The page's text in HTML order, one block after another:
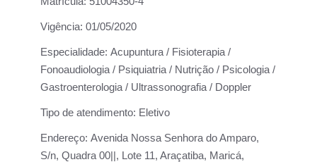
Vigência: 01/05/2020
Especialidade: Acupuntura / Fisioterapia /
Fonoaudiologia / Psiquiatria / Nutrição / Psicologia /
Gastroenterologia / Ultrassonografia / Doppler
Tipo de atendimento: Eletivo
Endereço: Avenida Nossa Senhora do Amparo,
S/n, Quadra 00||, Lote 11, Araçatiba, Maricá,